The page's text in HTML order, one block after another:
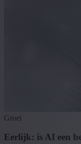
Groei
Eerlijk: is AI een